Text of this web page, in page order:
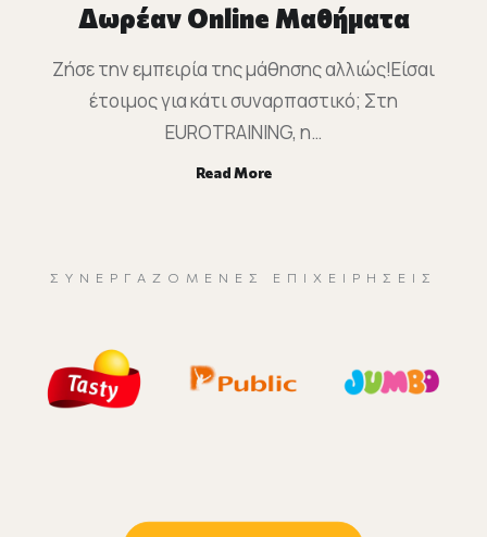
Δωρέαν Online Μαθήματα
Ζήσε την εμπειρία της μάθησης αλλιώς!Είσαι
έτοιμος για κάτι συναρπαστικό; Στη
EUROTRAINING, η…
Read More
ΣΥΝΕΡΓΑΖΌΜΕΝΕΣ ΕΠΙΧΕΙΡΉΣΕΙΣ